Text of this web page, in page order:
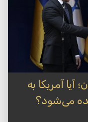
آمریکا به
می‌شود؟